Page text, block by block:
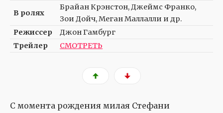
В ролях
Брайан Крэнстон, Джеймс Франко,
Зои Дойч, Меган Маллалли и др.
Режиссер
Джон Гамбург
Трейлер
СМОТРЕТЬ
С момента рождения милая Стефани